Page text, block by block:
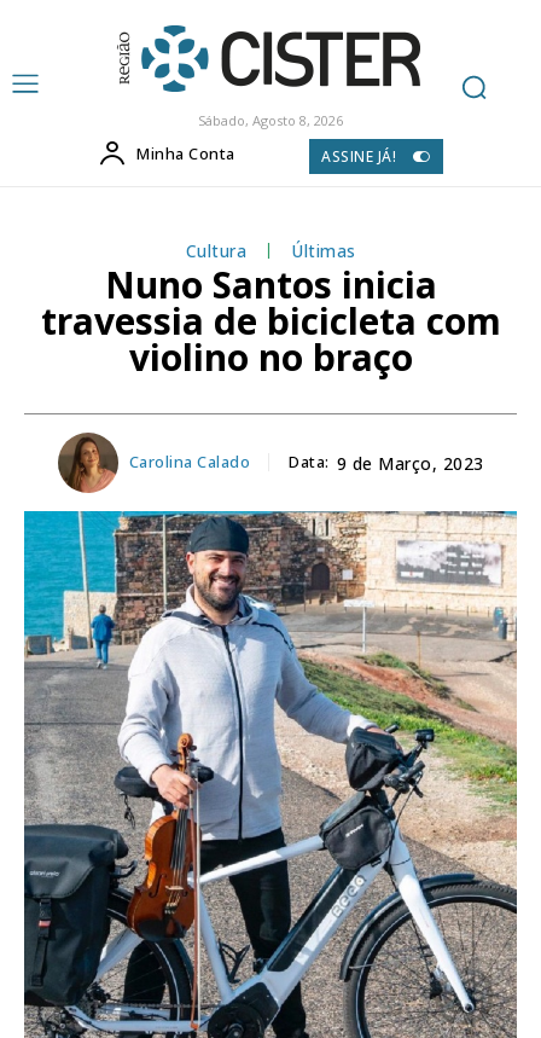
Sábado, Agosto 8, 2026
Minha Conta ASSINE JÁ!
Cultura Últimas
Nuno Santos inicia
travessia de bicicleta com
violino no braço
Carolina Calado Data: 9 de Março, 2023